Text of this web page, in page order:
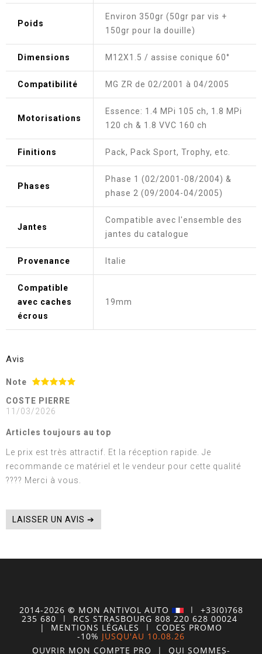
Poids
Environ 350gr (50gr par vis +
150gr pour la douille)
Dimensions M12X1.5 / assise conique 60°
Compatibilité MG ZR de 02/2001 à 04/2005
Motorisations
Essence: 1.4 MPi 105 ch, 1.8 MPi
120 ch & 1.8 VVC 160 ch
Finitions Pack, Pack Sport, Trophy, etc.
Phases
Phase 1 (02/2001-08/2004) &
phase 2 (09/2004-04/2005)
Jantes
Compatible avec l'ensemble des
jantes du catalogue
Provenance Italie
Compatible
avec caches
écrous
19mm
Avis
Note
COSTE PIERRE
11/03/2026
Articles toujours au top
Le prix est très attractif. Et la réception rapide. Je
recommande ce matériel et le vendeur pour cette qualité
???? Merci à vous.
LAISSER UN AVIS ➔
2014-2026 © MON ANTIVOL AUTO | +33(0)768
235 680 | RCS STRASBOURG 808 220 628 00024
| MENTIONS LÉGALES | CODES PROMO
-10% JUSQU'AU 10.08.26
OUVRIR MON COMPTE PRO | QUI SOMMES-